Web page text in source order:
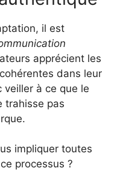
il est
apprécient les
dans leur
veiller à ce que le
trahisse pas
impliquer toutes
processus ?